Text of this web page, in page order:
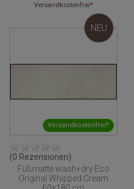
Versandkostenfrei*
Versandkostenfrei*
NEU
(0 Rezensionen)
Fußmatte wash+dry Eco
Original Whipped Cream